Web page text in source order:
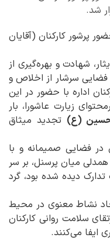
شد.
پرشور کارکنان (آقایان
شهادت و بهره‌گیری از
سرشار از اخلاص و
اداره با حضور در این
زیارت عاشورا، بار
الحسین (ع) تجدید میثاق
در فضایی صمیمانه و با
میان پرسنل، بر سر
دیده شده بود، گرد
نشاط معنوی در محیط
سلامت روانی کارکنان
ایفا می‌کنند.